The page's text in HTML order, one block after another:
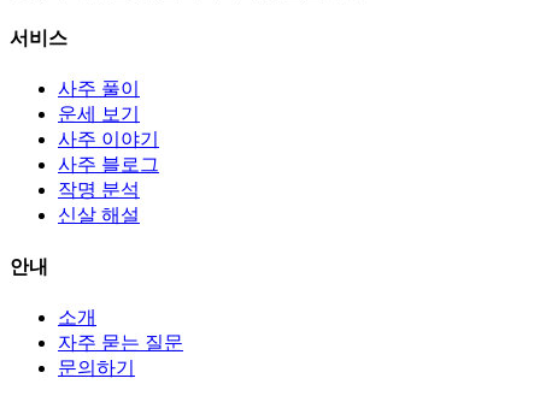
서비스
사주 풀이
운세 보기
사주 이야기
사주 블로그
작명 분석
신살 해설
안내
소개
자주 묻는 질문
문의하기